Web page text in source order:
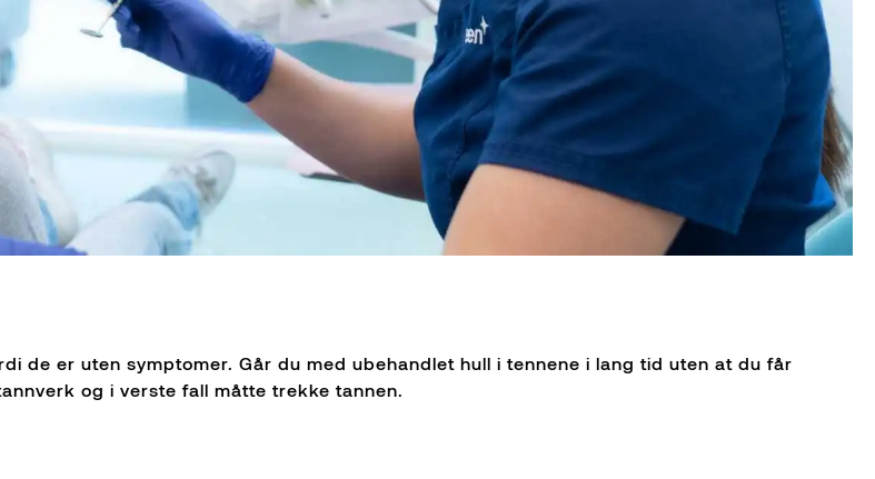
de er uten symptomer. Går du med ubehandlet hull i tennene i lang tid uten at du får
og i verste fall måtte trekke tannen.